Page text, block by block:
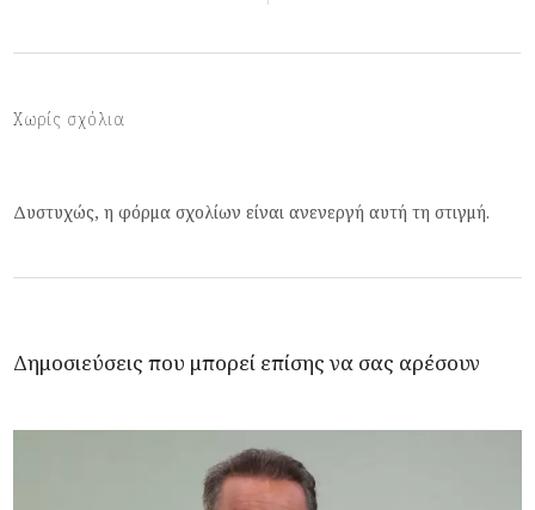
Χωρίς σχόλια
Δυστυχώς, η φόρμα σχολίων είναι ανενεργή αυτή τη στιγμή.
Δημοσιεύσεις που μπορεί επίσης να σας αρέσουν